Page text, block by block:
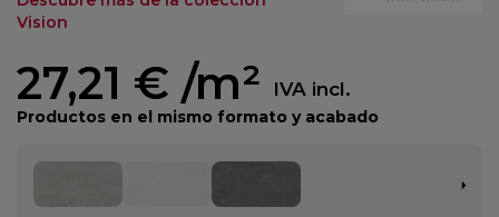
Vision
27,21 € /m² IVA incl.
Productos en el mismo formato y acabado